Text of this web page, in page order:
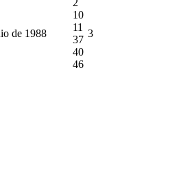
de 1988
10
11
37
40
46
3